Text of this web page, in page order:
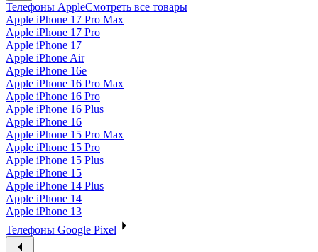
Телефоны AppleСмотреть все товары
Apple iPhone 17 Pro Max
Apple iPhone 17 Pro
Apple iPhone 17
Apple iPhone Air
Apple iPhone 16e
Apple iPhone 16 Pro Max
Apple iPhone 16 Pro
Apple iPhone 16 Plus
Apple iPhone 16
Apple iPhone 15 Pro Max
Apple iPhone 15 Pro
Apple iPhone 15 Plus
Apple iPhone 15
Apple iPhone 14 Plus
Apple iPhone 14
Apple iPhone 13
Телефоны Google Pixel